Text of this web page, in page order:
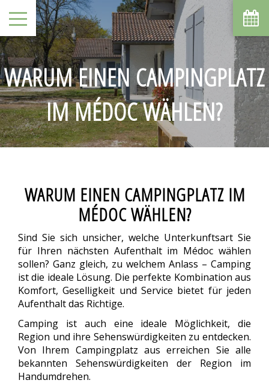
WARUM EINEN CAMPINGPLATZ
IM MÉDOC WÄHLEN?
WARUM EINEN CAMPINGPLATZ IM
MÉDOC WÄHLEN?
Sind Sie sich unsicher, welche Unterkunftsart Sie
für Ihren nächsten Aufenthalt im Médoc wählen
sollen? Ganz gleich, zu welchem Anlass – Camping
ist die ideale Lösung. Die perfekte Kombination aus
Komfort, Geselligkeit und Service bietet für jeden
Aufenthalt das Richtige.
Camping ist auch eine ideale Möglichkeit, die
Region und ihre Sehenswürdigkeiten zu entdecken.
Von Ihrem Campingplatz aus erreichen Sie alle
bekannten Sehenswürdigkeiten der Region im
Handumdrehen.